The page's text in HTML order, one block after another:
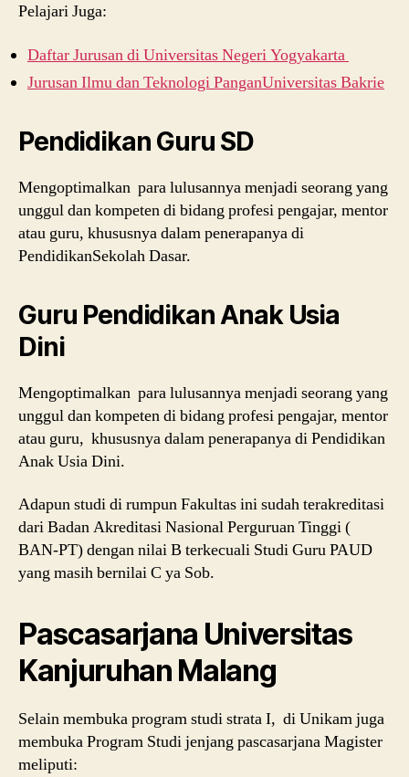
Pelajari Juga:
Daftar Jurusan di Universitas Negeri Yogyakarta
Jurusan Ilmu dan Teknologi PanganUniversitas Bakrie
Pendidikan Guru SD
Mengoptimalkan para lulusannya menjadi seorang yang
unggul dan kompeten di bidang profesi pengajar, mentor
atau guru, khususnya dalam penerapanya di
PendidikanSekolah Dasar.
Guru Pendidikan Anak Usia
Dini
Mengoptimalkan para lulusannya menjadi seorang yang
unggul dan kompeten di bidang profesi pengajar, mentor
atau guru, khususnya dalam penerapanya di Pendidikan
Anak Usia Dini.
Adapun studi di rumpun Fakultas ini sudah terakreditasi
dari Badan Akreditasi Nasional Perguruan Tinggi (
BAN-PT) dengan nilai B terkecuali Studi Guru PAUD
yang masih bernilai C ya Sob.
Pascasarjana Universitas
Kanjuruhan Malang
Selain membuka program studi strata I, di Unikam juga
membuka Program Studi jenjang pascasarjana Magister
meliputi: